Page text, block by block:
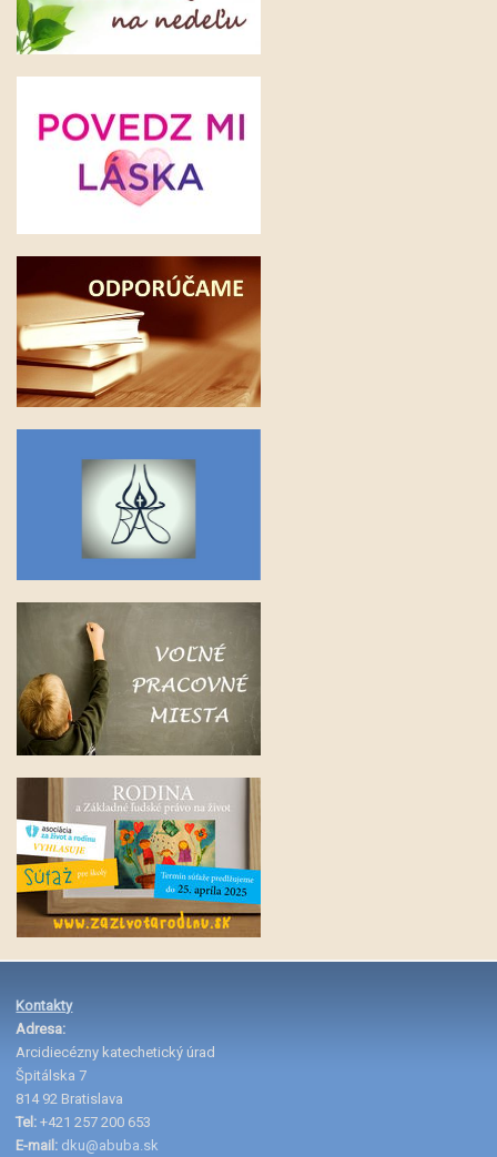
Kontakty
Adresa:
Arcidiecézny katechetický úrad
Špitálska 7
814 92 Bratislava
Tel: +421 257 200 653
E-mail: dku@abuba.sk